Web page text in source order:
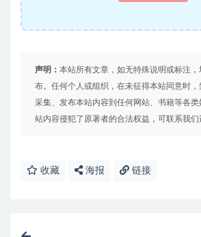
声明： 本站所有文章，如无特殊说明或标注
布。任何个人或组织，在未征得本站同意时，
采集、发布本站内容到任何网站、书籍等各
站内容侵犯了原著者的合法权益，可联系我们
收藏 海报 链接